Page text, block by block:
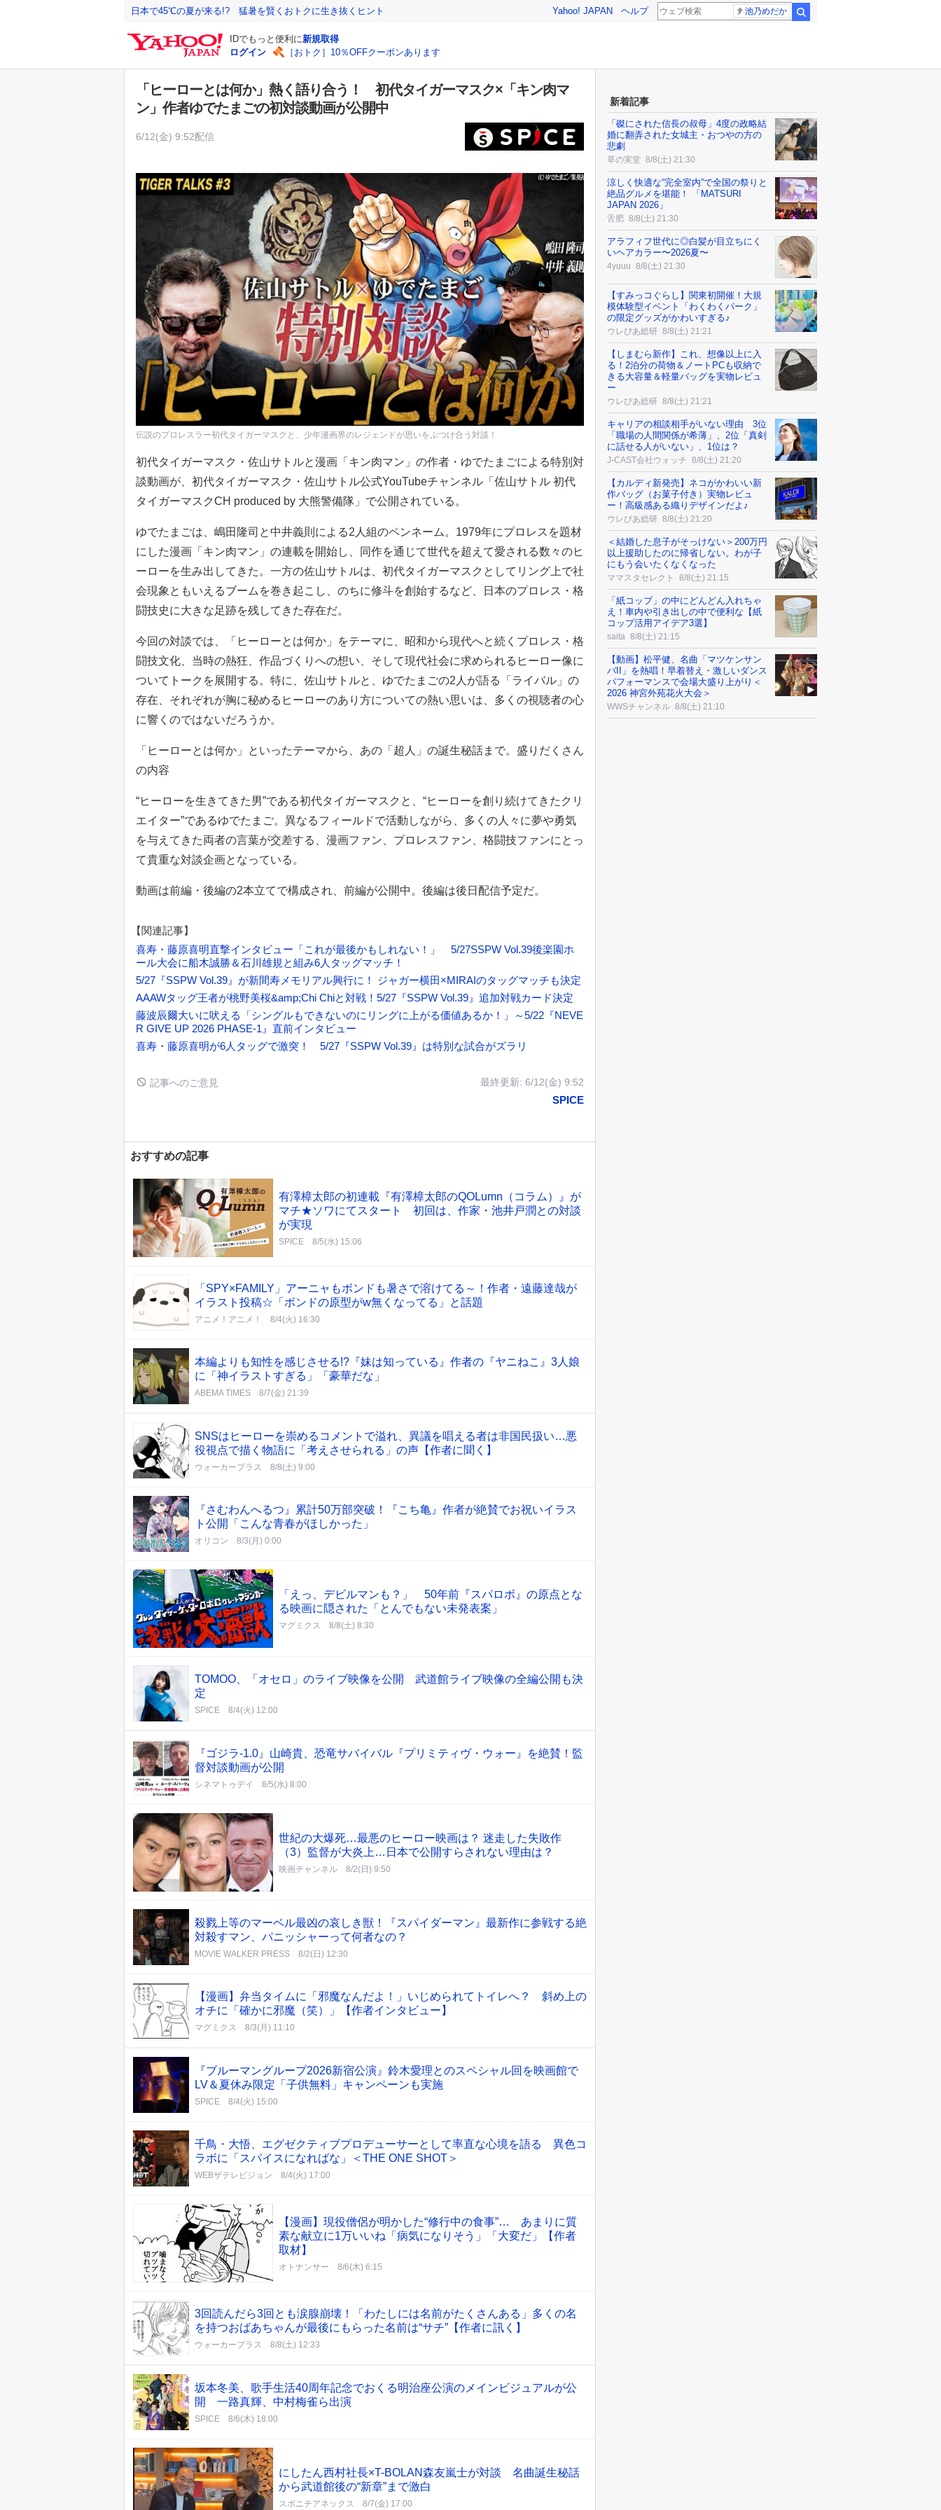
日本で45℃の夏が来る!? 猛暑を賢くおトクに生き抜くヒント Yahoo! JAPAN ヘルプ 池乃めだか
IDでもっと便利に新規取得
ログイン
［おトク］10％OFFクーポンあります
「ヒーローとは何か」熱く語り合う！ 初代タイガーマスク×「キン肉マ
ン」作者ゆでたまごの初対談動画が公開中
6/12(金) 9:52配信
伝説のプロレスラー初代タイガーマスクと、少年漫画界のレジェンドが思いをぶつけ合う対談！
初代タイガーマスク・佐山サトルと漫画「キン肉マン」の作者・ゆでたまごによる特別対
談動画が、初代タイガーマスク・佐山サトル公式YouTubeチャンネル「佐山サトル 初代
タイガーマスクCH produced by 大熊警備隊」で公開されている。
ゆでたまごは、嶋田隆司と中井義則による2人組のペンネーム。1979年にプロレスを題材
にした漫画「キン肉マン」の連載を開始し、同作を通じて世代を超えて愛される数々のヒ
ーローを生み出してきた。一方の佐山サトルは、初代タイガーマスクとしてリング上で社
会現象ともいえるブームを巻き起こし、のちに修斗を創始するなど、日本のプロレス・格
闘技史に大きな足跡を残してきた存在だ。
今回の対談では、「ヒーローとは何か」をテーマに、昭和から現代へと続くプロレス・格
闘技文化、当時の熱狂、作品づくりへの想い、そして現代社会に求められるヒーロー像に
ついてトークを展開する。特に、佐山サトルと、ゆでたまごの2人が語る「ライバル」の
存在、それぞれが胸に秘めるヒーローのあり方についての熱い思いは、多くの視聴者の心
に響くのではないだろうか。
「ヒーローとは何か」といったテーマから、あの「超人」の誕生秘話まで。盛りだくさん
の内容
“ヒーローを生きてきた男”である初代タイガーマスクと、“ヒーローを創り続けてきたクリ
エイター”であるゆでたまご。異なるフィールドで活動しながら、多くの人々に夢や勇気
を与えてきた両者の言葉が交差する、漫画ファン、プロレスファン、格闘技ファンにとっ
て貴重な対談企画となっている。
動画は前編・後編の2本立てで構成され、前編が公開中。後編は後日配信予定だ。
【関連記事】
喜寿・藤原喜明直撃インタビュー「これが最後かもしれない！」 5/27SSPW Vol.39後楽園ホ
ール大会に船木誠勝＆石川雄規と組み6人タッグマッチ！
5/27『SSPW Vol.39』が新間寿メモリアル興行に！ ジャガー横田×MIRAIのタッグマッチも決定
AAAWタッグ王者が桃野美桜&amp;Chi Chiと対戦！5/27『SSPW Vol.39』追加対戦カード決定
藤波辰爾大いに吠える「シングルもできないのにリングに上がる価値あるか！」～5/22『NEVE
R GIVE UP 2026 PHASE-1』直前インタビュー
喜寿・藤原喜明が6人タッグで激突！ 5/27『SSPW Vol.39』は特別な試合がズラリ
記事へのご意見 最終更新: 6/12(金) 9:52
SPICE
おすすめの記事
有澤樟太郎の初連載『有澤樟太郎のQOLumn（コラム）』が
マチ★ソワにてスタート 初回は、作家・池井戸潤との対談
が実現
SPICE 8/5(水) 15:06
「SPY×FAMILY」アーニャもボンドも暑さで溶けてる～！作者・遠藤達哉が
イラスト投稿☆「ボンドの原型がw無くなってる」と話題
アニメ！アニメ！ 8/4(火) 16:30
本編よりも知性を感じさせる!?『妹は知っている』作者の『ヤニねこ』3人娘
に「神イラストすぎる」「豪華だな」
ABEMA TIMES 8/7(金) 21:39
SNSはヒーローを崇めるコメントで溢れ、異議を唱える者は非国民扱い…悪
役視点で描く物語に「考えさせられる」の声【作者に聞く】
ウォーカープラス 8/8(土) 9:00
『さむわんへるつ』累計50万部突破！『こち亀』作者が絶賛でお祝いイラス
ト公開「こんな青春がほしかった」
オリコン 8/3(月) 0:00
「えっ、デビルマンも？」 50年前『スパロボ』の原点とな
る映画に隠された「とんでもない未発表案」
マグミクス 8/8(土) 8:30
TOMOO、「オセロ」のライブ映像を公開 武道館ライブ映像の全編公開も決
定
SPICE 8/4(火) 12:00
『ゴジラ-1.0』山崎貴、恐竜サバイバル『プリミティヴ・ウォー』を絶賛！監
督対談動画が公開
シネマトゥデイ 8/5(水) 8:00
世紀の大爆死…最悪のヒーロー映画は？ 迷走した失敗作
（3）監督が大炎上…日本で公開すらされない理由は？
映画チャンネル 8/2(日) 9:50
殺戮上等のマーベル最凶の哀しき獣！『スパイダーマン』最新作に参戦する絶
対殺すマン、パニッシャーって何者なの？
MOVIE WALKER PRESS 8/2(日) 12:30
【漫画】弁当タイムに「邪魔なんだよ！」いじめられてトイレへ？ 斜め上の
オチに「確かに邪魔（笑）」【作者インタビュー】
マグミクス 8/3(月) 11:10
『ブルーマングループ2026新宿公演』鈴木愛理とのスペシャル回を映画館で
LV＆夏休み限定「子供無料」キャンペーンも実施
SPICE 8/4(火) 15:00
千鳥・大悟、エグゼクティブプロデューサーとして率直な心境を語る 異色コ
ラボに「スパイスになればな」＜THE ONE SHOT＞
WEBザテレビジョン 8/4(火) 17:00
【漫画】現役僧侶が明かした“修行中の食事”… あまりに質
素な献立に1万いいね「病気になりそう」「大変だ」【作者
取材】
オトナンサー 8/6(木) 6:15
3回読んだら3回とも涙腺崩壊！「わたしには名前がたくさんある」多くの名
を持つおばあちゃんが最後にもらった名前は“サチ”【作者に訊く】
ウォーカープラス 8/8(土) 12:33
坂本冬美、歌手生活40周年記念でおくる明治座公演のメインビジュアルが公
開 一路真輝、中村梅雀ら出演
SPICE 8/6(木) 18:00
にしたん西村社長×T-BOLAN森友嵐士が対談 名曲誕生秘話
から武道館後の“新章”まで激白
スポニチアネックス 8/7(金) 17:00
新着記事
「磔にされた信長の叔母」4度の政略結
婚に翻弄された女城主・おつやの方の
悲劇
草の実堂 8/8(土) 21:30
涼しく快適な“完全室内”で全国の祭りと
絶品グルメを堪能！ 「MATSURI
JAPAN 2026」
舌肥 8/8(土) 21:30
アラフィフ世代に◎白髪が目立ちにく
いヘアカラー〜2026夏〜
4yuuu 8/8(土) 21:30
【すみっコぐらし】関東初開催！大規
模体験型イベント「わくわくパーク」
の限定グッズがかわいすぎる♪
ウレぴあ総研 8/8(土) 21:21
【しまむら新作】これ、想像以上に入
る！2泊分の荷物＆ノートPCも収納で
きる大容量＆軽量バッグを実物レビュ
ー
ウレぴあ総研 8/8(土) 21:21
キャリアの相談相手がいない理由 3位
「職場の人間関係が希薄」、2位「真剣
に話せる人がいない」、1位は？
J-CAST会社ウォッチ 8/8(土) 21:20
【カルディ新発売】ネコがかわいい新
作バッグ（お菓子付き）実物レビュ
ー！高級感ある織りデザインだよ♪
ウレぴあ総研 8/8(土) 21:20
＜結婚した息子がそっけない＞200万円
以上援助したのに帰省しない。わが子
にもう会いたくなくなった
ママスタセレクト 8/8(土) 21:15
「紙コップ」の中にどんどん入れちゃ
え！車内や引き出しの中で便利な【紙
コップ活用アイデア3選】
saita 8/8(土) 21:15
【動画】松平健、名曲「マツケンサン
バII」を熱唱！早着替え・激しいダンス
パフォーマンスで会場大盛り上がり＜
2026 神宮外苑花火大会＞
WWSチャンネル 8/8(土) 21:10